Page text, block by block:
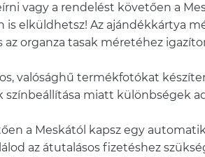
vagy a rendelést követően a
is elküldhetsz! Az ajándékkártya
az organza tasak méretéhez
valósághű termékfotókat
színbeállítása miatt különbségek
a Meskától kapsz egy
az átutalásos fizetéshez